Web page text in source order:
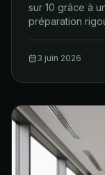
sur 10 grâce à
préparation
3 juin 2026